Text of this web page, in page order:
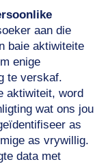
aan die
baie aktiwiteite
enige
te verskaf.
aktiwiteit, word
wat ons jou
as
as vrywillig.
data met